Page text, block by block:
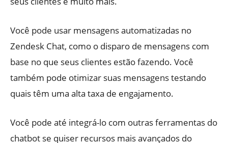
Você pode usar mensagens automatizadas no
Zendesk Chat, como o disparo de mensagens com
base no que seus clientes estão fazendo. Você
também pode otimizar suas mensagens testando
quais têm uma alta taxa de engajamento.
Você pode até integrá-lo com outras ferramentas do
chatbot se quiser recursos mais avançados do